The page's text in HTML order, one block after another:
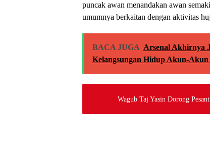
puncak awan menandakan awan
umumnya berkaitan dengan aktivitas
BACA JUGA Arsenal Akhirnya
Kelangsungan Hidup Akun-Akun
Wagub Taj Yasin Dorong